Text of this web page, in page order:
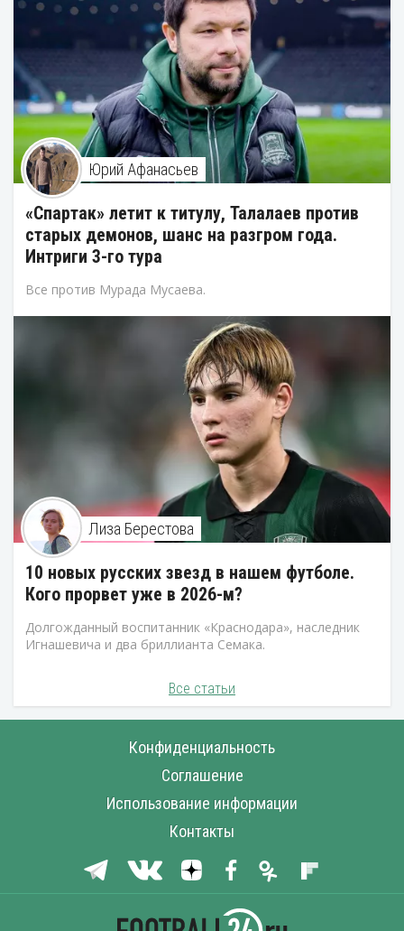
Юрий Афанасьев
«Спартак» летит к титулу, Талалаев против
старых демонов, шанс на разгром года.
Интриги 3-го тура
Все против Мурада Мусаева.
Лиза Берестова
10 новых русских звезд в нашем футболе.
Кого прорвет уже в 2026-м?
Долгожданный воспитанник «Краснодара», наследник
Игнашевича и два бриллианта Семака.
Все статьи
Конфиденциальность
Соглашение
Использование информации
Контакты